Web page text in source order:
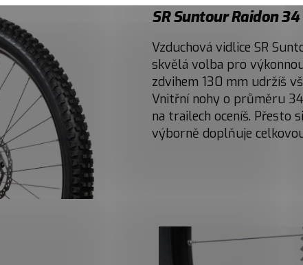
SR Suntour Raidon
Vzduchová vidlice SR
skvělá volba pro
zdvihem 130 mm udržíš
Vnitřní nohy o průměru
na trailech oceníš. Přesto
výborně doplňuje